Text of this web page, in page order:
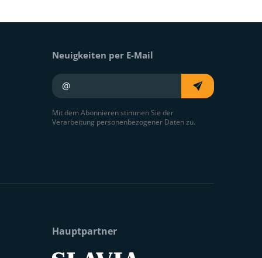
Neuigkeiten per E-Mail
Ihre E-Mail
Mit dem Abonnieren stimmen Sie der
Verarbeitung personenbezogener Daten zu.
Hauptpartner